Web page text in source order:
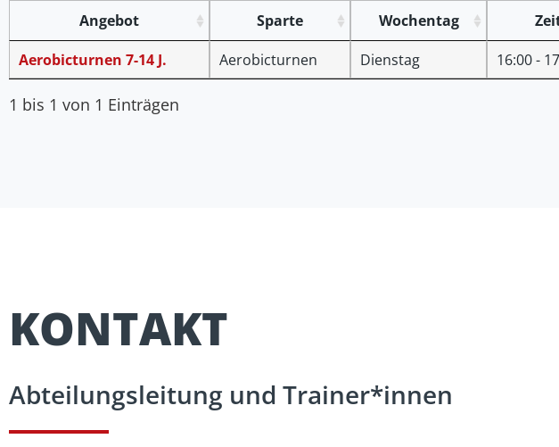
Angebot Sparte Wochentag
Aerobicturnen 7-14 J.
Aerobicturnen Dienstag 16:00 -
1 bis 1 von 1 Einträgen
KONTAKT​
Abteilungsleitung und Trainer*innen